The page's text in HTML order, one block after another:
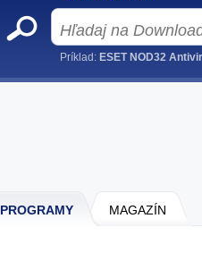
PROGRAMY MAGAZÍN
Príklad: ESET NOD32 Antivir